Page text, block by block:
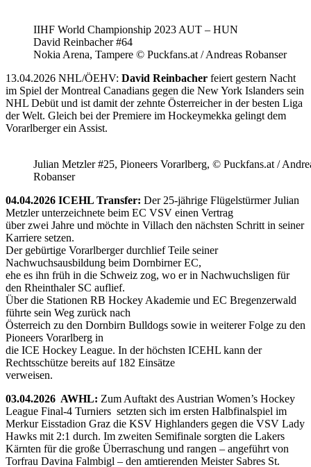
IIHF World Championship 2023 AUT – HUN
David Reinbacher #64
Nokia Arena, Tampere © Puckfans.at / Andreas Robanser
13.04.2026 NHL/ÖEHV: David Reinbacher feiert gestern Nacht
im Spiel der Montreal Canadians gegen die New York Islanders sein
NHL Debüt und ist damit der zehnte Österreicher in der besten Liga
der Welt. Gleich bei der Premiere im Hockeymekka gelingt dem
Vorarlberger ein Assist.
Julian Metzler #25, Pioneers Vorarlberg, © Puckfans.at /
Robanser
04.04.2026 ICEHL Transfer: Der 25-jährige Flügelstürmer Julian
Metzler unterzeichnete beim EC VSV einen Vertrag
über zwei Jahre und möchte in Villach den nächsten Schritt in seiner
Karriere setzen.
Der gebürtige Vorarlberger durchlief Teile seiner
Nachwuchsausbildung beim Dornbirner EC,
ehe es ihn früh in die Schweiz zog, wo er in Nachwuchsligen für
den Rheinthaler SC auflief.
Über die Stationen RB Hockey Akademie und EC Bregenzerwald
führte sein Weg zurück nach
Österreich zu den Dornbirn Bulldogs sowie in weiterer Folge zu den
Pioneers Vorarlberg in
die ICE Hockey League. In der höchsten ICEHL kann der
Rechtsschütze bereits auf 182 Einsätze
verweisen.
03.04.2026 AWHL: Zum Auftakt des Austrian Women’s Hockey
League Final-4 Turniers setzten sich im ersten Halbfinalspiel im
Merkur Eisstadion Graz die KSV Highlanders gegen die VSV Lady
Hawks mit 2:1 durch. Im zweiten Semifinale sorgten die Lakers
Kärnten für die große Überraschung und rangen – angeführt von
Torfrau Davina Falmbigl – den amtierenden Meister Sabres St.